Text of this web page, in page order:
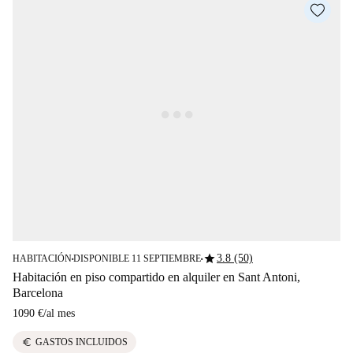
HABITACIÓN■DISPONIBLE 11 SEPTIEMBRE■star3.8 (50)
Habitación en piso compartido en alquiler en Sant Antoni,
Barcelona
1090 €/al mes
euro GASTOS INCLUIDOS